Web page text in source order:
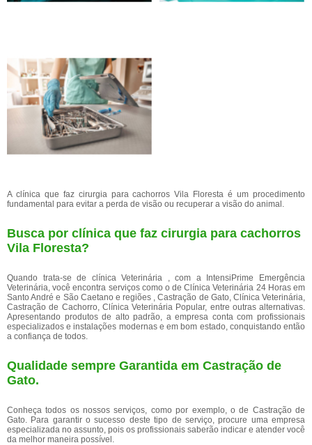
A clínica que faz cirurgia para cachorros Vila Floresta é um procedimento
fundamental para evitar a perda de visão ou recuperar a visão do animal.
Busca por clínica que faz cirurgia para cachorros
Vila Floresta?
Quando trata-se de clínica Veterinária , com a IntensiPrime Emergência
Veterinária, você encontra serviços como o de Clínica Veterinária 24 Horas em
Santo André e São Caetano e regiões , Castração de Gato, Clínica Veterinária,
Castração de Cachorro, Clínica Veterinária Popular, entre outras alternativas.
Apresentando produtos de alto padrão, a empresa conta com profissionais
especializados e instalações modernas e em bom estado, conquistando então
a confiança de todos.
Qualidade sempre Garantida em Castração de
Gato.
Conheça todos os nossos serviços, como por exemplo, o de Castração de
Gato. Para garantir o sucesso deste tipo de serviço, procure uma empresa
especializada no assunto, pois os profissionais saberão indicar e atender você
da melhor maneira possível.